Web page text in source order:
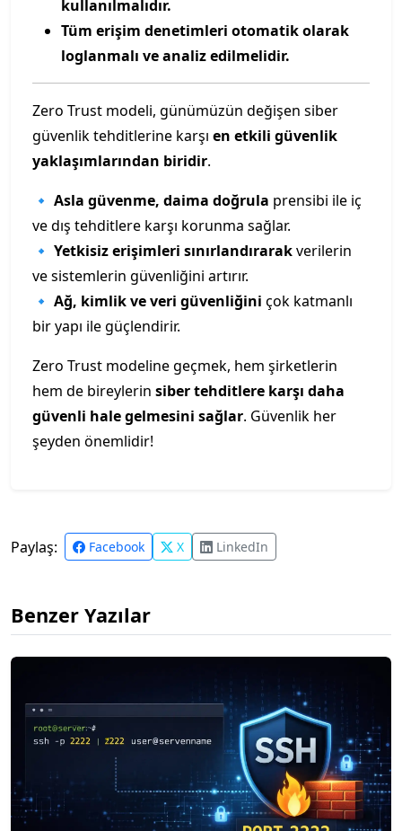
kullanılmalıdır.
Tüm erişim denetimleri otomatik olarak
loglanmalı ve analiz edilmelidir.
Zero Trust modeli, günümüzün değişen siber
güvenlik tehditlerine karşı en etkili güvenlik
yaklaşımlarından biridir.
🔹 Asla güvenme, daima doğrula prensibi ile iç
ve dış tehditlere karşı korunma sağlar.
🔹 Yetkisiz erişimleri sınırlandırarakverilerin
ve sistemlerin güvenliğini artırır.
🔹 Ağ, kimlik ve veri güvenliğini çok katmanlı
bir yapı ile güçlendirir.
Zero Trust modeline geçmek, hem şirketlerin
hem de bireylerin siber tehditlere karşı daha
güvenli hale gelmesini sağlar. Güvenlik her
şeyden önemlidir!
Paylaş: Facebook X LinkedIn
Benzer Yazılar